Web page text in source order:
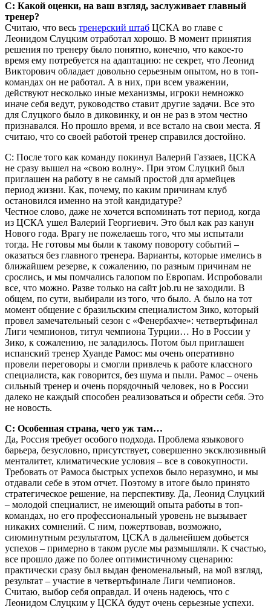
С: Какой оценки, на ваш взгляд, заслуживает главный
тренер?
Считаю, что весь тренерский штаб ЦСКА во главе с
Леонидом Слуцким отработал хорошо. В момент принятия
решения по тренеру было понятно, конечно, что какое-то
время ему потребуется на адаптацию: не секрет, что Леонид
Викторович обладает довольно серьезным опытом, но в топ-
командах он не работал. А в них, при всем уважении,
действуют несколько иные механизмы, игроки немножко
иначе себя ведут, руководство ставит другие задачи. Все это
для Слуцкого было в диковинку, и он не раз в этом честно
признавался. Но прошло время, и все встало на свои места. Я
считаю, что со своей работой тренер справился достойно.
С: После того как команду покинул Валерий Газзаев, ЦСКА
не сразу вышел на «свою волну». При этом Слуцкий был
приглашен на работу в не самый простой для армейцев
период жизни. Как, почему, по каким причинам клуб
остановился именно на этой кандидатуре?
Честное слово, даже не хочется вспоминать тот период, когда
из ЦСКА ушел Валерий Георгиевич. Это был как раз канун
Нового года. Врагу не пожелаешь того, что мы испытали
тогда. Не готовы мы были к такому повороту событий –
оказаться без главного тренера. Варианты, которые имелись в
ближайшем резерве, к сожалению, по разным причинам не
срослись, и мы помчались галопом по Европам. Испробовали
все, что можно. Разве только на сайт job.ru не заходили. В
общем, по сути, выбирали из того, что было. А было на тот
момент общение с бразильским специалистом Зико, который
провел замечательный сезон с «Фенербахче»: четвертьфинал
Лиги чемпионов, титул чемпиона Турции… Но в России у
Зико, к сожалению, не заладилось. Потом был приглашен
испанский тренер Хуанде Рамос: мы очень оперативно
провели переговоры и смогли привлечь к работе классного
специалиста, как говорится, без шума и пыли. Рамос – очень
сильный тренер и очень порядочный человек, но в России
далеко не каждый способен реализоваться и обрести себя. Это
не новость.
С: Особенная страна, чего уж там…
Да, Россия требует особого подхода. Проблема языкового
барьера, безусловно, присутствует, совершенно эксклюзивный
менталитет, климатические условия – все в совокупности.
Требовать от Рамоса быстрых успехов было неразумно, и мы
отдавали себе в этом отчет. Поэтому в итоге было принято
стратегическое решение, на перспективу. Да, Леонид Слуцкий
– молодой специалист, не имеющий опыта работы в топ-
командах, но его профессиональный уровень не вызывает
никаких сомнений. С ним, пожертвовав, возможно,
сиюминутным результатом, ЦСКА в дальнейшем добьется
успехов – примерно в таком русле мы размышляли. К счастью,
все прошло даже по более оптимистичному сценарию:
практически сразу был выдан феноменальный, на мой взгляд,
результат – участие в четвертьфинале Лиги чемпионов.
Считаю, выбор себя оправдал. И очень надеюсь, что с
Леонидом Слуцким у ЦСКА будут очень серьезные успехи.